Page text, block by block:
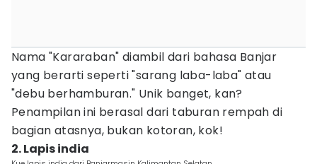
Nama "Kararaban" diambil dari bahasa Banjar
yang berarti seperti "sarang laba-laba" atau
"debu berhamburan." Unik banget, kan?
Penampilan ini berasal dari taburan rempah di
bagian atasnya, bukan kotoran, kok!
2. Lapis india